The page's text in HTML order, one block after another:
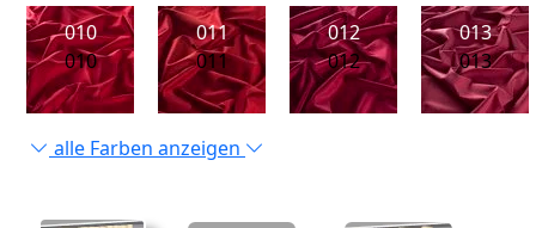
010
010
011
011
012
012
013
013
alle Farben anzeigen